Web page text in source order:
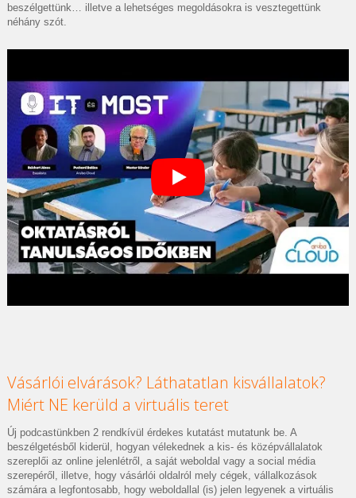
beszélgettünk… illetve a lehetséges megoldásokra is vesztegettünk
néhány szót.
Vásárlói elvárások? Láthatatlan kisvállalatok?
Miért NE kerüld a virtuális teret
Új podcastünkben 2 rendkívül érdekes kutatást mutatunk be. A
beszélgetésből kiderül, hogyan vélekednek a kis- és középvállalatok
szereplői az online jelenlétről, a saját weboldal vagy a social média
szerepéről, illetve, hogy vásárlói oldalról mely cégek, vállalkozások
számára a legfontosabb, hogy weboldallal (is) jelen legyenek a virtuális